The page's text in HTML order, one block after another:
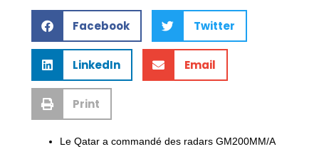
Facebook Twitter
LinkedIn Email
Print
Le Qatar a commandé des radars GM200MM/A